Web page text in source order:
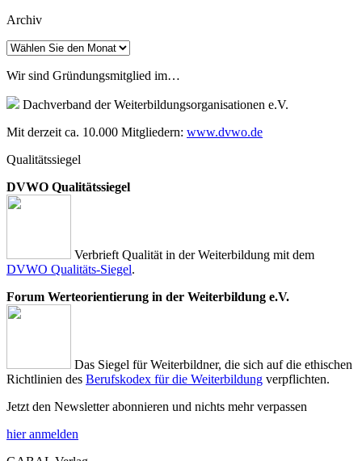
Archiv
Archiv
Wir sind Gründungsmitglied im…
Dachverband der Weiterbildungsorganisationen e.V.
Mit derzeit ca. 10.000 Mitgliedern: www.dvwo.de
Qualitätssiegel
DVWO Qualitätssiegel
Verbrieft Qualität in der Weiterbildung mit dem
DVWO Qualitäts-Siegel.
Forum Werteorientierung in der Weiterbildung e.V.
Das Siegel für Weiterbildner, die sich auf die ethischen
Richtlinien des Berufskodex für die Weiterbildung verpflichten.
Jetzt den Newsletter abonnieren und nichts mehr verpassen
hier anmelden